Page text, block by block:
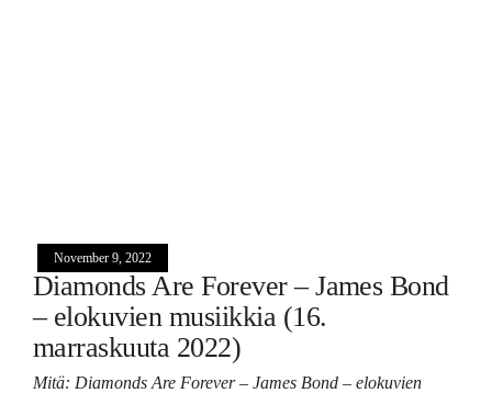
November 9, 2022
Diamonds Are Forever – James Bond
– elokuvien musiikkia (16.
marraskuuta 2022)
Mitä: Diamonds Are Forever – James Bond – elokuvien